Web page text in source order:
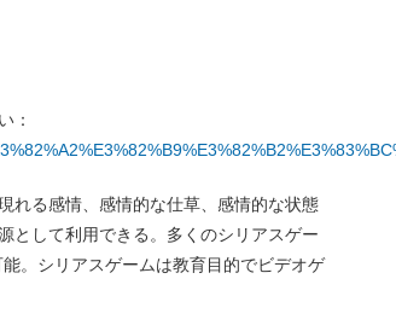
：
れる感情、感情的な仕草、感情的な状態
として利用できる。多くのシリアスゲー
。シリアスゲームは教育目的でビデオゲ